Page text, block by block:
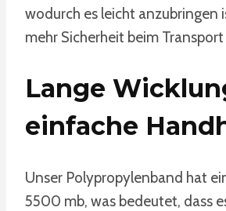
wodurch es leicht anzubringen
mehr Sicherheit beim
Lange
einfache
Unser Polypropylenband hat
5500 mb, was bedeutet, dass